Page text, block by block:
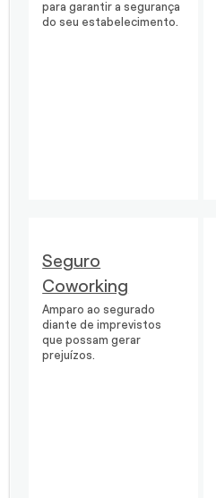
para garantir a segurança
do seu estabelecimento.
Seguro
Coworking
Amparo ao segurado
diante de imprevistos
que possam gerar
prejuízos.